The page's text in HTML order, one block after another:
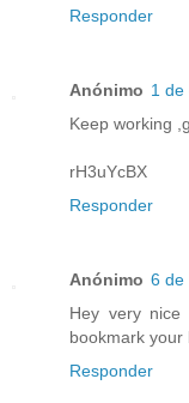
Responder
Anónimo 1 de
Keep working
rH3uYcBX
Responder
Anónimo 6 de
Hey very
bookmark your
Responder